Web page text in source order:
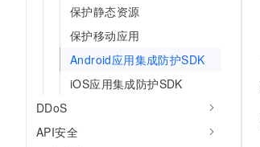
保护静态资源
保护移动应用
Android应用集成防护SDK
iOS应用集成防护SDK
DDoS
API安全